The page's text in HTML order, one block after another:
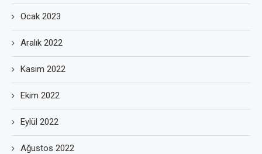
Ocak 2023
Aralık 2022
Kasım 2022
Ekim 2022
Eylül 2022
Ağustos 2022